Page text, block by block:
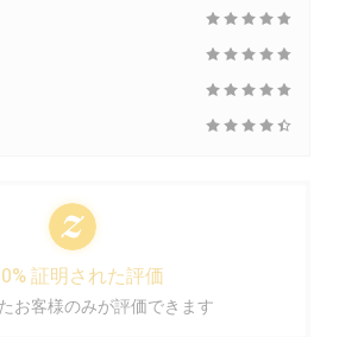
証明された評価
お客様のみが評価できます